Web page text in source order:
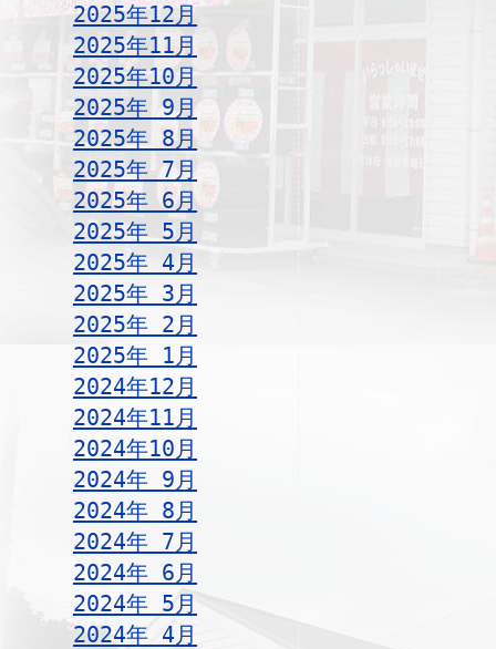
2025年12月
2025年11月
2025年10月
2025年 9月
2025年 8月
2025年 7月
2025年 6月
2025年 5月
2025年 4月
2025年 3月
2025年 2月
2025年 1月
2024年12月
2024年11月
2024年10月
2024年 9月
2024年 8月
2024年 7月
2024年 6月
2024年 5月
2024年 4月